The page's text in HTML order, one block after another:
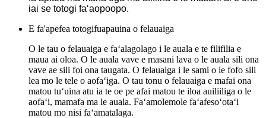
iai se totogi faʻaopoopo.
E fa'apefea totogifuapauina o felauaiga
O le tau o felauaiga e faʻalagolago i le auala e te filifilia e
maua ai oloa. O le auala vave e masani lava o le auala sili ona
vave ae sili foi ona taugata. O felauaiga i le sami o le fofo sili
lea mo le tele o aofaʻiga. O tau tonu o felauaiga e mafai ona
matou tuʻuina atu ia te oe pe afai matou te iloa auiliiliga o le
aofaʻi, mamafa ma le auala. Faʻamolemole faʻafesoʻotaʻi
matou mo nisi faʻamatalaga.